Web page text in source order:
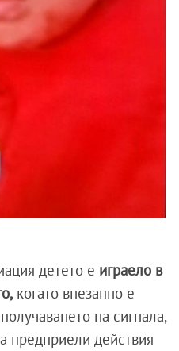
детето е играело в
когато внезапно е
на сигнала,
предприели действия